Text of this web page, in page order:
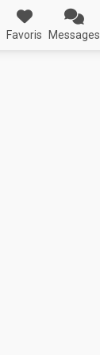
Favoris Messages